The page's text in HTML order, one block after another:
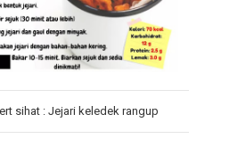
sihat : Jejari keledek rangup